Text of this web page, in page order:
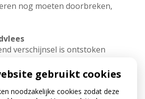
nog moeten doorbreken,
verschijnsel is ontstoken
kan het bot rondom de tanden en
gebruikt cookies
noodzakelijke cookies zodat deze